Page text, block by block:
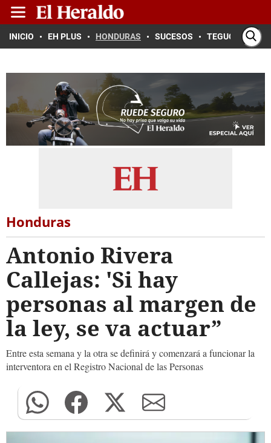
INICIO EH PLUS HONDURAS SUCESOS TEGUCIGALPA
Honduras
Antonio Rivera
Callejas: 'Si hay
personas al margen de
la ley, se va actuar”
Entre esta semana y la otra se definirá y comenzará a funcionar la
interventora en el Registro Nacional de las Personas